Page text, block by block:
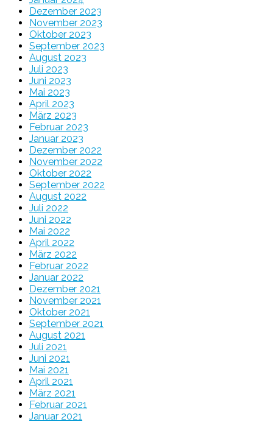
Dezember 2023
November 2023
Oktober 2023
September 2023
August 2023
Juli 2023
Juni 2023
Mai 2023
April 2023
März 2023
Februar 2023
Januar 2023
Dezember 2022
November 2022
Oktober 2022
September 2022
August 2022
Juli 2022
Juni 2022
Mai 2022
April 2022
März 2022
Februar 2022
Januar 2022
Dezember 2021
November 2021
Oktober 2021
September 2021
August 2021
Juli 2021
Juni 2021
Mai 2021
April 2021
März 2021
Februar 2021
Januar 2021